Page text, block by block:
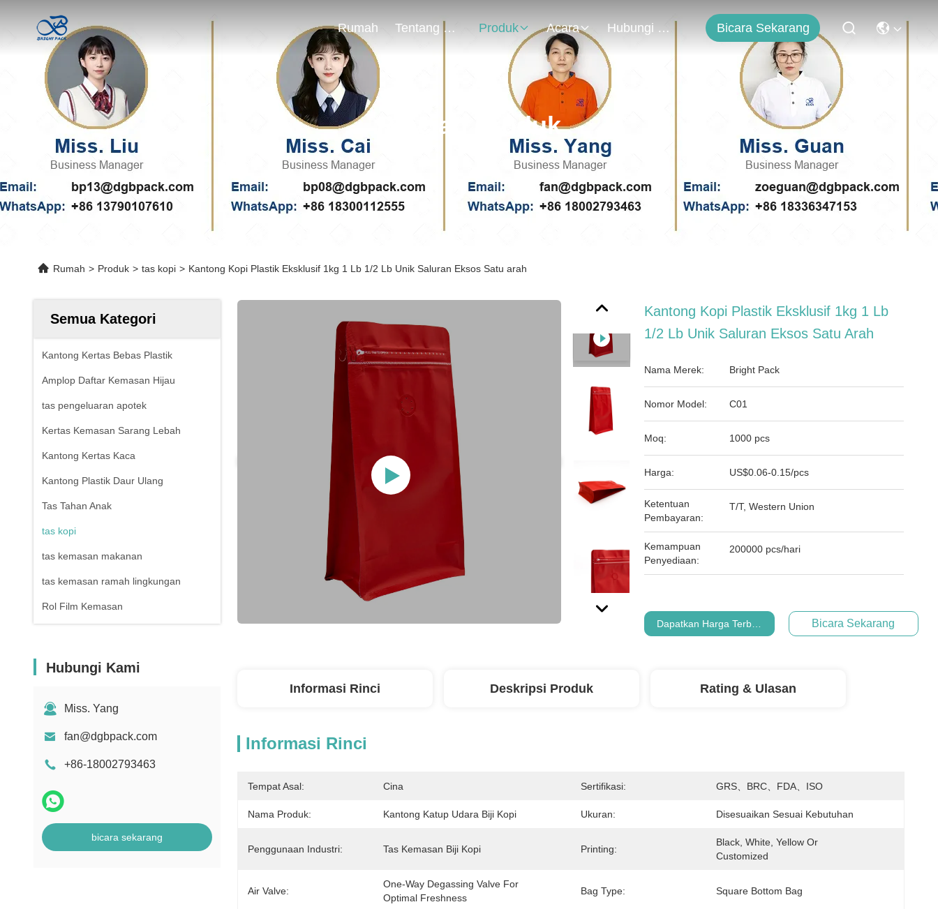
Rumah Tentang Kami Produk Acara Hubungi Kami Bicara Sekarang
Rincian Produk
Rumah > Produk > tas kopi > Kantong Kopi Plastik Eksklusif 1kg 1 Lb 1/2 Lb Unik Saluran Eksos Satu arah
Semua Kategori
Kantong Kertas Bebas Plastik
Amplop Daftar Kemasan Hijau
tas pengeluaran apotek
Kertas Kemasan Sarang Lebah
Kantong Kertas Kaca
Kantong Plastik Daur Ulang
Tas Tahan Anak
tas kopi
tas kemasan makanan
tas kemasan ramah lingkungan
Rol Film Kemasan
Hubungi Kami
Miss. Yang
fan@dgbpack.com
+86-18002793463
bicara sekarang
Kantong Kopi Plastik Eksklusif 1kg 1 Lb
1/2 Lb Unik Saluran Eksos Satu Arah
Nama Merek: Bright Pack
Nomor Model: C01
Moq: 1000 pcs
Harga: US$0.06-0.15/pcs
Ketentuan
Pembayaran:
T/T, Western Union
Kemampuan
Penyediaan:
200000 pcs/hari
Dapatkan Harga Terbaik Bicara Sekarang
Informasi Rinci Deskripsi Produk Rating & Ulasan
Informasi Rinci
Tempat Asal: Cina Sertifikasi: GRS、BRC、FDA、ISO
Nama Produk: Kantong Katup Udara Biji Kopi Ukuran: Disesuaikan Sesuai Kebutuhan
Penggunaan Industri: Tas Kemasan Biji Kopi Printing:
Black, White, Yellow Or
Customized
Air Valve:
One-Way Degassing Valve For
Optimal Freshness
Bag Type: Square Bottom Bag